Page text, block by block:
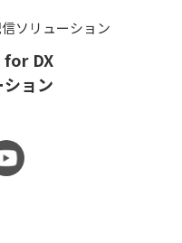
DX
ョン
ソリューション